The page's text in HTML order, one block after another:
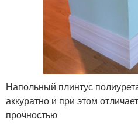
Напольный плинтус
аккуратно и при этом
прочностью